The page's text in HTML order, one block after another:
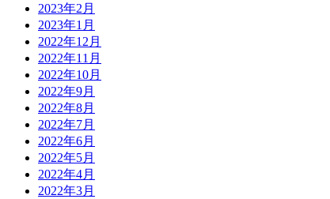
2023年2月
2023年1月
2022年12月
2022年11月
2022年10月
2022年9月
2022年8月
2022年7月
2022年6月
2022年5月
2022年4月
2022年3月